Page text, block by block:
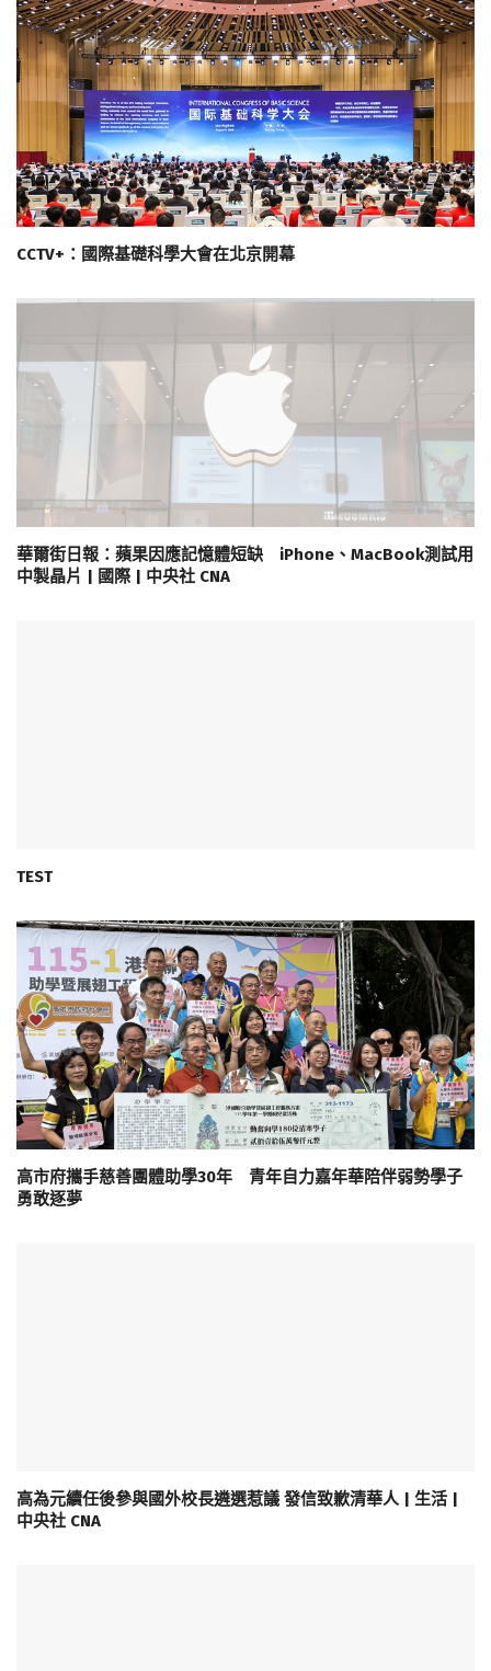
CCTV+：國際基礎科學大會在北京開幕
華爾街日報：蘋果因應記憶體短缺 iPhone、MacBook測試用
中製晶片 | 國際 | 中央社 CNA
TEST
高市府攜手慈善團體助學30年 青年自力嘉年華陪伴弱勢學子
勇敢逐夢
高為元續任後參與國外校長遴選惹議 發信致歉清華人 | 生活 |
中央社 CNA